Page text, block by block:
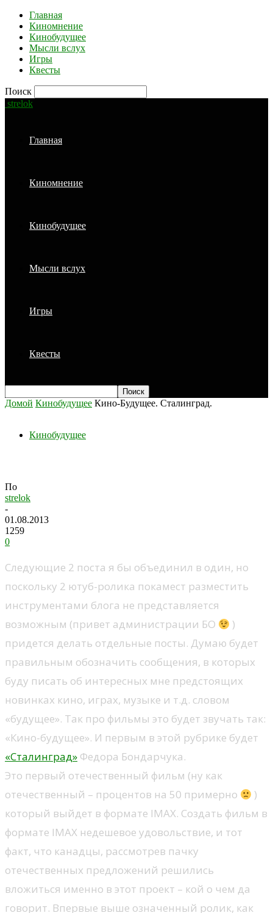
Главная
Киномнение
Кинобудущее
Мысли вслух
Игры
Квесты
Поиск
strelok
Главная
Киномнение
Кинобудущее
Мысли вслух
Игры
Квесты
Домой Кинобудущее Кино-Будущее. Сталинград.
Кинобудущее
По
strelok
-
01.08.2013
1259
0
Следующие 2 поста я бы объединил в один, но
поскольку 2 ютуб-ролика покамест разместить
инструментами блога не представляется
возможным (привет администрации БО
)
придется делать отдельные посты. Думаю будет
правильным обозначить сообщения, в которых
буду писать об интересных мне предстоящих
новинках кино, играх, музыке и т.д. словом
«будущее». Так про фильмы это будет звучать так:
«Кино-будущее». И первым в этой рубрике будет
«Сталинград» Федора Бондарчука.
Это первый отечественный фильм (ну как
отечественный – процентов на 50 примерно
)
который выйдет в формате IMAX. Создать фильм в
формате IMAX недешевое удовольствие, и тот
факт, что канадцы, рассмотрев пачку
отечественных предложений решились
вложиться именно в этот проект – кой о чем да
говорит. Впервые выше означенный ролик, как